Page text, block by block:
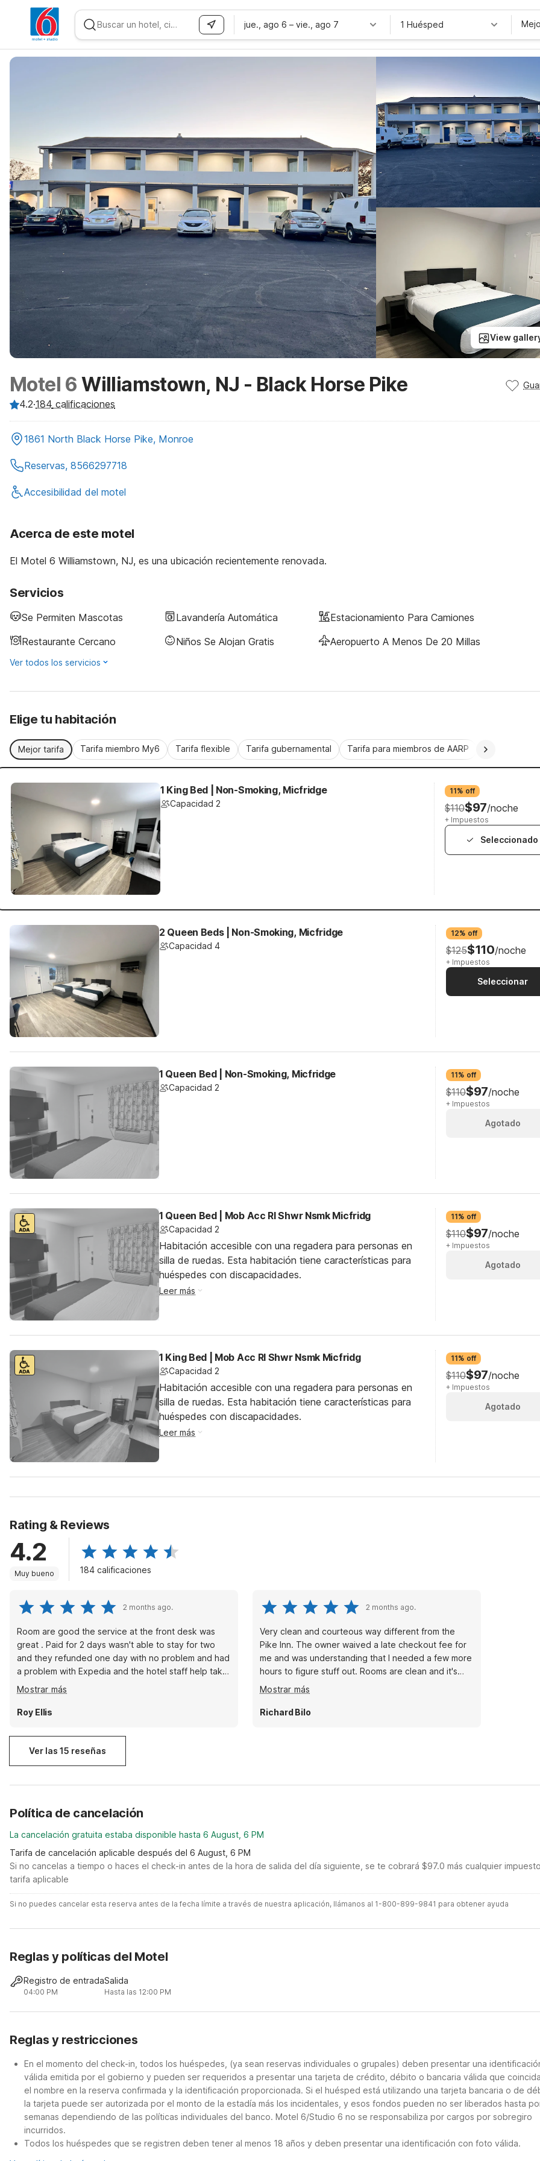
jue., ago 6 – vie., ago 7 1 Huésped
View
Motel 6 Williamstown, NJ - Black Horse Pike
4.2·184 calificaciones
1861 North Black Horse Pike, Monroe
Reservas, 8566297718
Accesibilidad del motel
Acerca de este motel
El Motel 6 Williamstown, NJ, es una ubicación recientemente renovada.
Servicios
Se Permiten Mascotas Lavandería Automática
Estacionamiento Para Camiones
Restaurante Cercano
Niños Se Alojan Gratis Aeropuerto A Menos De 20 Millas
Ver todos los servicios
Elige tu habitación
Mejor tarifa Tarifa miembro My6 Tarifa flexible Tarifa gubernamental Tarifa para miembros de AARP
1 King Bed | Non-Smoking, Micfridge
Capacidad 2
11% off
$110$97/noche
+ Impuestos
Seleccionado
2 Queen Beds | Non-Smoking, Micfridge
Capacidad 4
12% off
$125$110/noche
+ Impuestos
Seleccionar
1 Queen Bed | Non-Smoking, Micfridge
Capacidad 2
11% off
$110$97/noche
+ Impuestos
Agotado
1 Queen Bed | Mob Acc RI Shwr Nsmk Micfridg
Capacidad 2
Habitación accesible con una regadera para personas en
silla de ruedas. Esta habitación tiene características para
huéspedes con discapacidades.
Leer más
11% off
$110$97/noche
+ Impuestos
Agotado
1 King Bed | Mob Acc RI Shwr Nsmk Micfridg
Capacidad 2
Habitación accesible con una regadera para personas en
silla de ruedas. Esta habitación tiene características para
huéspedes con discapacidades.
Leer más
11% off
$110$97/noche
+ Impuestos
Agotado
Rating & Reviews
4.2
Muy bueno 184 calificaciones
2 months ago.
Room are good the service at the front desk was
great . Paid for 2 days wasn't able to stay for two
and they refunded one day with no problem and had
a problem with Expedia and the hotel staff help take
care of that also.
Mostrar más
Roy Ellis
2 months ago.
Very clean and courteous way different from the
Pike Inn. The owner waived a late checkout fee for
me and was understanding that I needed a few more
hours to figure stuff out. Rooms are clean and it's
quiet and conveniently located.
Mostrar más
Richard Bilo
Ver las 15 reseñas
Política de cancelación
La cancelación gratuita estaba disponible hasta 6 August, 6 PM
Tarifa de cancelación aplicable después del 6 August, 6 PM
Si no cancelas a tiempo o haces el check-in antes de la hora de salida del día siguiente, se te cobrará $97.0 más cualquier
tarifa aplicable
Si no puedes cancelar esta reserva antes de la fecha límite a través de nuestra aplicación, llámanos al 1-800-899-9841 para obtener ayuda
Reglas y políticas del Motel
Registro de entrada
04:00 PM
Salida
Hasta las 12:00 PM
Reglas y restricciones
En el momento del check-in, todos los huéspedes, (ya sean reservas individuales o grupales) deben presentar una
válida emitida por el gobierno y pueden ser requeridos a presentar una tarjeta de crédito, débito o bancaria válida que
el nombre en la reserva confirmada y la identificación proporcionada. Si el huésped está utilizando una tarjeta bancaria o de
la tarjeta puede ser autorizada por el monto de la estadía más los incidentales, y esos fondos pueden no ser liberados hasta
semanas dependiendo de las políticas individuales del banco. Motel 6/Studio 6 no se responsabiliza por cargos por sobregiro
incurridos.
Todos los huéspedes que se registren deben tener al menos 18 años y deben presentar una identificación con foto válida.